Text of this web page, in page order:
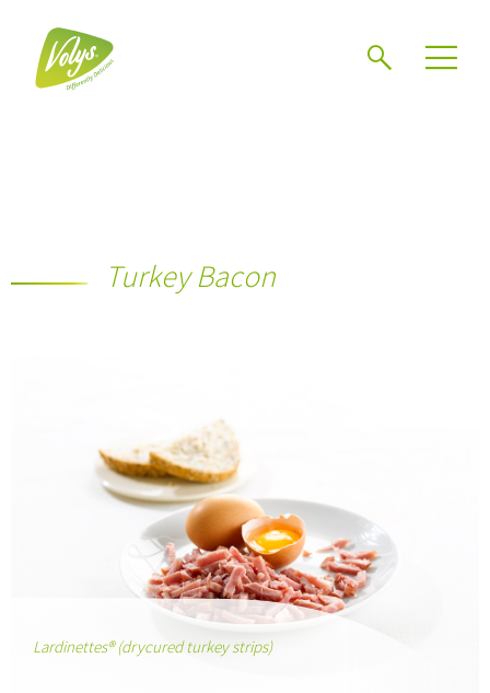
Turkey Bacon
Lardinettes® (drycured turkey strips)